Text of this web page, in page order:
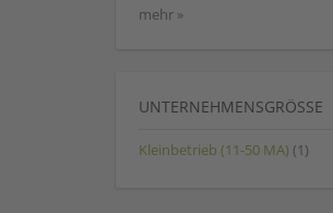
mehr »
UNTERNEHMENSGRÖSSE
Kleinbetrieb (11-50 MA) (1)